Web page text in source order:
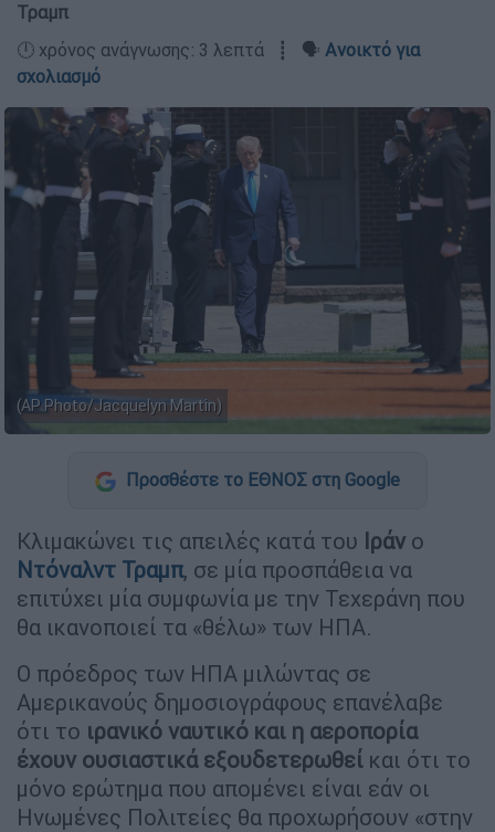
Τραμπ
🕛 χρόνος ανάγνωσης: 3 λεπτά ┋ 🗣️ Ανοικτό για
σχολιασμό
(AP Photo/Jacquelyn Martin)
Προσθέστε το ΕΘΝΟΣ στη Google
Κλιμακώνει τις απειλές κατά του Ιράν ο
Ντόναλντ Τραμπ, σε μία προσπάθεια να
επιτύχει μία συμφωνία με την Τεχεράνη που
θα ικανοποιεί τα «θέλω» των ΗΠΑ.
Ο πρόεδρος των ΗΠΑ μιλώντας σε
Αμερικανούς δημοσιογράφους επανέλαβε
ότι το ιρανικό ναυτικό και η αεροπορία
έχουν ουσιαστικά εξουδετερωθεί και ότι το
μόνο ερώτημα που απομένει είναι εάν οι
Ηνωμένες Πολιτείες θα προχωρήσουν «στην